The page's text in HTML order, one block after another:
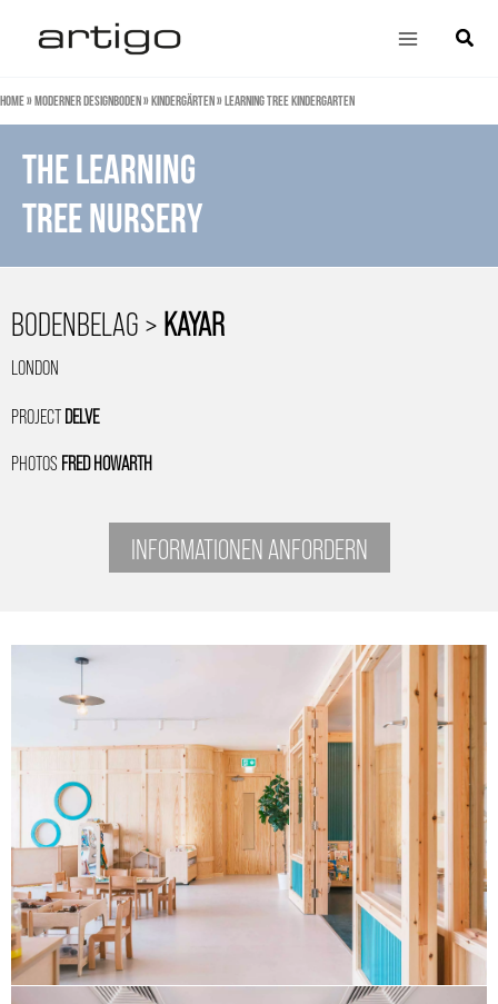
springen
Main
Suche
Home»Moderner Designboden»Kindergärten»Learning Tree kindergarten
The Learning
tree nursery
BODENBELAG >KAYAR
LONDON
PROJECTDELVE
PHOTOS FRED HOWARTH
INFORMATIONEN ANFORDERN